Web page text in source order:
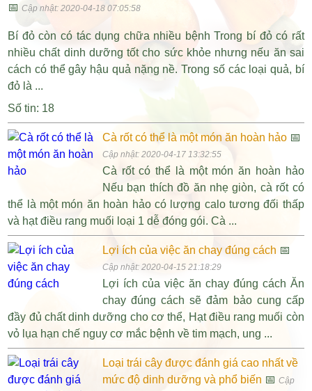
📅Cập nhật: 2020-04-18 07:05:58
Bí đỏ còn có tác dụng chữa nhiều bệnh Trong bí đỏ có rất
nhiều chất dinh dưỡng tốt cho sức khỏe nhưng nếu ăn sai
cách có thể gây hậu quả nặng nề. Trong số các loại quả, bí
đỏ là ...
Số tin: 18
Cà rốt có thể là một món ăn hoàn hảo📅
Cập nhật: 2020-04-17 13:32:55
Cà rốt có thể là một món ăn hoàn hảo
Nếu bạn thích đồ ăn nhẹ giòn, cà rốt có
thể là một món ăn hoàn hảo có lượng calo tương đối thấp
và hạt điều rang muối loại 1 dễ đóng gói. Cà ...
Lợi ích của việc ăn chay đúng cách 📅
Cập nhật: 2020-04-15 21:18:29
Lợi ích của việc ăn chay đúng cách Ăn
chay đúng cách sẽ đảm bảo cung cấp
đầy đủ chất dinh dưỡng cho cơ thể, Hạt điều rang muối còn
vỏ lụa hạn chế nguy cơ mắc bệnh về tim mạch, ung ...
Loại trái cây được đánh giá cao nhất về
mức độ dinh dưỡng và phổ biến 📅 Cập